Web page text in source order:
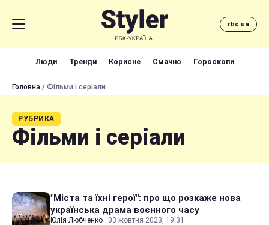
rbc.ua
Люди Тренди Корисне Смачно Гороскопи
Головна / Фільми і серіали
РУБРИКА
Фільми і серіали
"Міста та їхні герої": про що розкаже нова
українська драма воєнного часу
Юлія Любченко · 03 жовтня 2023, 19:31